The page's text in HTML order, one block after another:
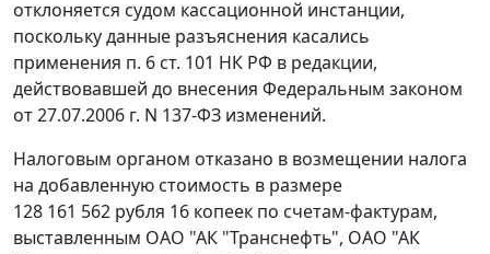
отклоняется судом кассационной инстанции,
поскольку данные разъяснения касались
применения п. 6 ст. 101 НК РФ в редакции,
действовавшей до внесения Федеральным законом
от 27.07.2006 г. N 137-ФЗ изменений.
Налоговым органом отказано в возмещении налога
на добавленную стоимость в размере
128 161 562 рубля 16 копеек по счетам-фактурам,
выставленным ОАО "АК "Транснефть", ОАО "АК